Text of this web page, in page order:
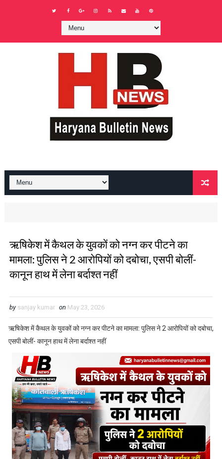
ऋषिकेश में कैथल के युवकों को नग्न कर पीटने का
मामला: पुलिस ने 2 आरोपियों को दबोचा, एसपी बोलीं-
कानून हाथ में लेना बर्दाश्त नहीं
by sanjay kumar on May 23, 2026
ऋषिकेश में कैथल के युवकों को नग्न कर पीटने का मामला: पुलिस ने 2 आरोपियों को दबोचा,
एसपी बोलीं- कानून हाथ में लेना बर्दाश्त नहीं